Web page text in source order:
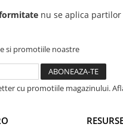
nu se aplica
si promotiile noastre
cu promotiile magazinului.